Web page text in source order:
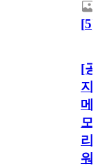
[5]
[공
지]
메
모
리
워